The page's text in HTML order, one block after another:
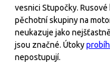
vesnici Stupočky.
pěchotní skupiny na
neukazuje jako
jsou značné. Útoky
nepostupují.